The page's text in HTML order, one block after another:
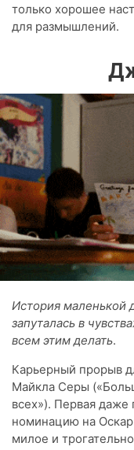
только хорошее
для размышлений.
История маленькой
запуталась в
всем этим делать.
Карьерный прорыв
Майкла Серы
всех»). Первая даже
номинацию на
милое и